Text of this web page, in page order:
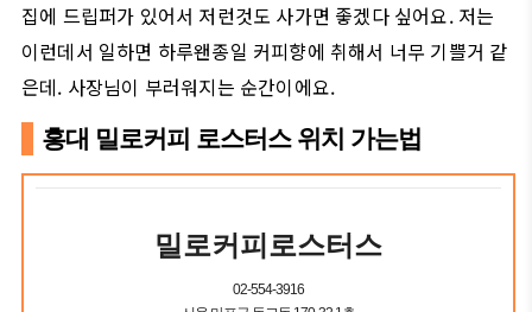
집에 드립퍼가 있어서 저런것도 사가면 좋겠다 싶어요. 저는
이런데서 일하면 하루왠종일 커피향에 취해서 너무 기쁠거 같
은데. 사장님이 부러워지는 순간이에요.
홍대 밀로커피 로스터스 위치 가는법